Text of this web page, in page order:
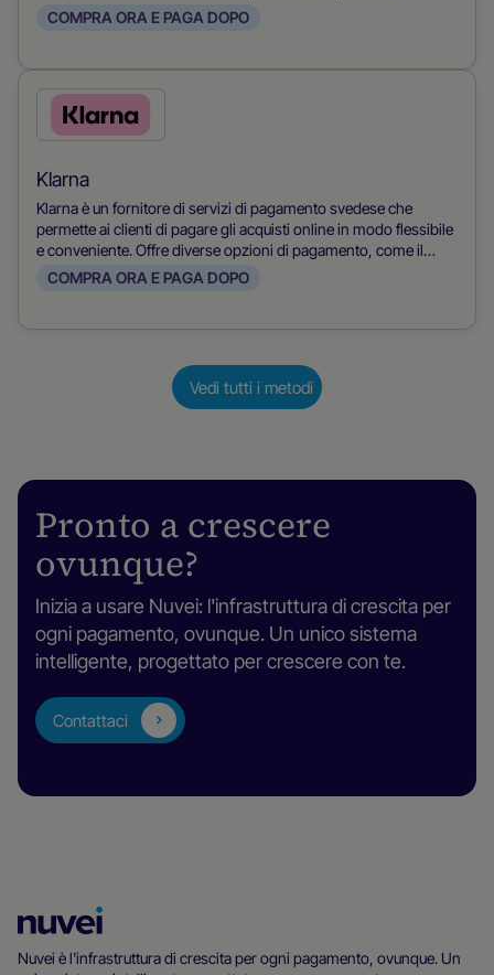
accettata dagli esercenti. È un'opzione conveniente per i clienti
COMPRA ORA E PAGA DOPO
Seleziona
questo
metodo
di
pagamento
Klarna
Klarna è un fornitore di servizi di pagamento svedese che
permette ai clienti di pagare gli acquisti online in modo flessibile
e conveniente. Offre diverse opzioni di pagamento, come il
finanziamento dell'acquisto, i piani rateali e i pagamenti diretti,
COMPRA ORA E PAGA DOPO
Vedi tutti i metodi
Pronto a crescere
ovunque?
Inizia a usare Nuvei: l'infrastruttura di crescita per
ogni pagamento, ovunque. Un unico sistema
intelligente, progettato per crescere con te.
Contattaci
di
Nuvei è l'infrastruttura di crescita per ogni pagamento, ovunque. Un